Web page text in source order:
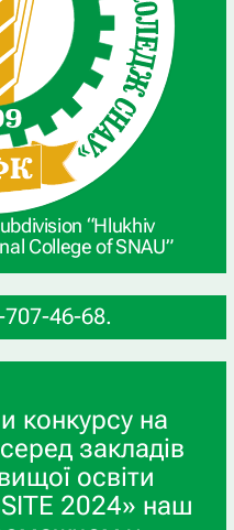
“Hlukhiv
College of SNAU”
46-68.
конкурсу на
закладів
освіти
2024» наш